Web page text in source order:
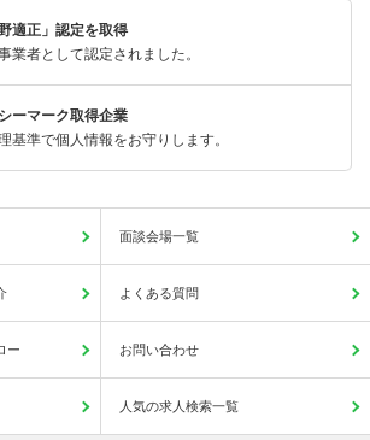
適正」認定を取得
業者として認定されました。
ーマーク取得企業
基準で個人情報をお守りします。
面談会場一覧
よくある質問
ー お問い合わせ
人気の求人検索一覧